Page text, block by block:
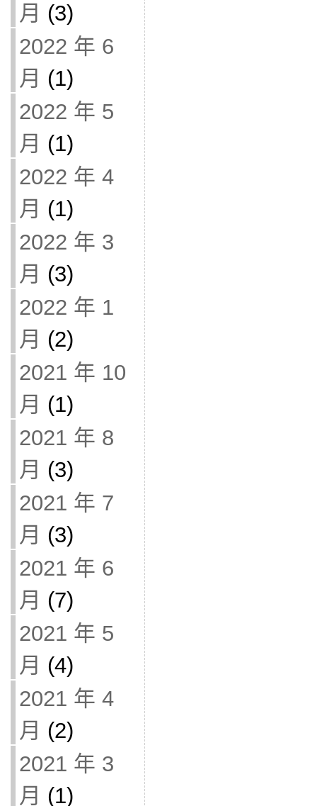
月 (3)
2022 年 6
月 (1)
2022 年 5
月 (1)
2022 年 4
月 (1)
2022 年 3
月 (3)
2022 年 1
月 (2)
2021 年 10
月 (1)
2021 年 8
月 (3)
2021 年 7
月 (3)
2021 年 6
月 (7)
2021 年 5
月 (4)
2021 年 4
月 (2)
2021 年 3
月 (1)